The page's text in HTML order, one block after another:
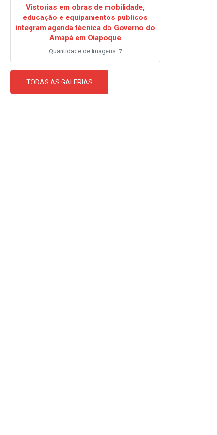
Vistorias em obras de mobilidade,
educação e equipamentos públicos
integram agenda técnica do Governo do
Amapá em Oiapoque
Quantidade de imagens: 7
TODAS AS GALERIAS